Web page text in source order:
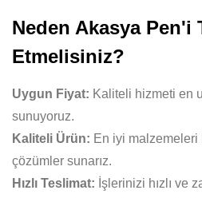
Neden Akasya Pen'i
Etmelisiniz?
Uygun Fiyat: Kaliteli hizmeti en
sunuyoruz.
Kaliteli Ürün: En iyi
çözümler sunarız.
Hızlı Teslimat: İşlerinizi hızlı ve